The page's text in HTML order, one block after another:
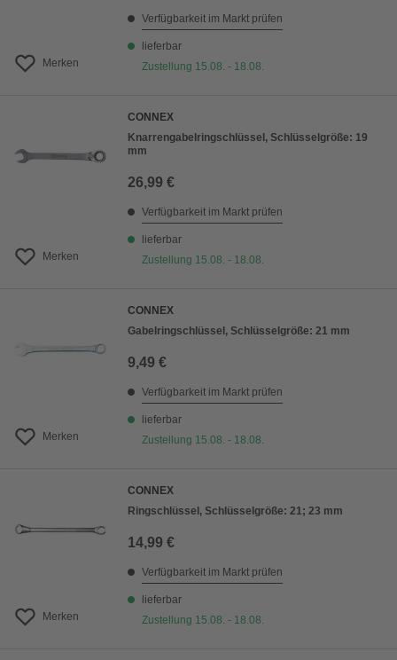
Merken
Verfügbarkeit im Markt prüfen
lieferbar
Zustellung 15.08. - 18.08.
Merken
CONNEX
Knarrengabelringschlüssel, Schlüsselgröße: 19
mm
26,99 €
Verfügbarkeit im Markt prüfen
lieferbar
Zustellung 15.08. - 18.08.
Merken
CONNEX
Gabelringschlüssel, Schlüsselgröße: 21 mm
9,49 €
Verfügbarkeit im Markt prüfen
lieferbar
Zustellung 15.08. - 18.08.
Merken
CONNEX
Ringschlüssel, Schlüsselgröße: 21; 23 mm
14,99 €
Verfügbarkeit im Markt prüfen
lieferbar
Zustellung 15.08. - 18.08.